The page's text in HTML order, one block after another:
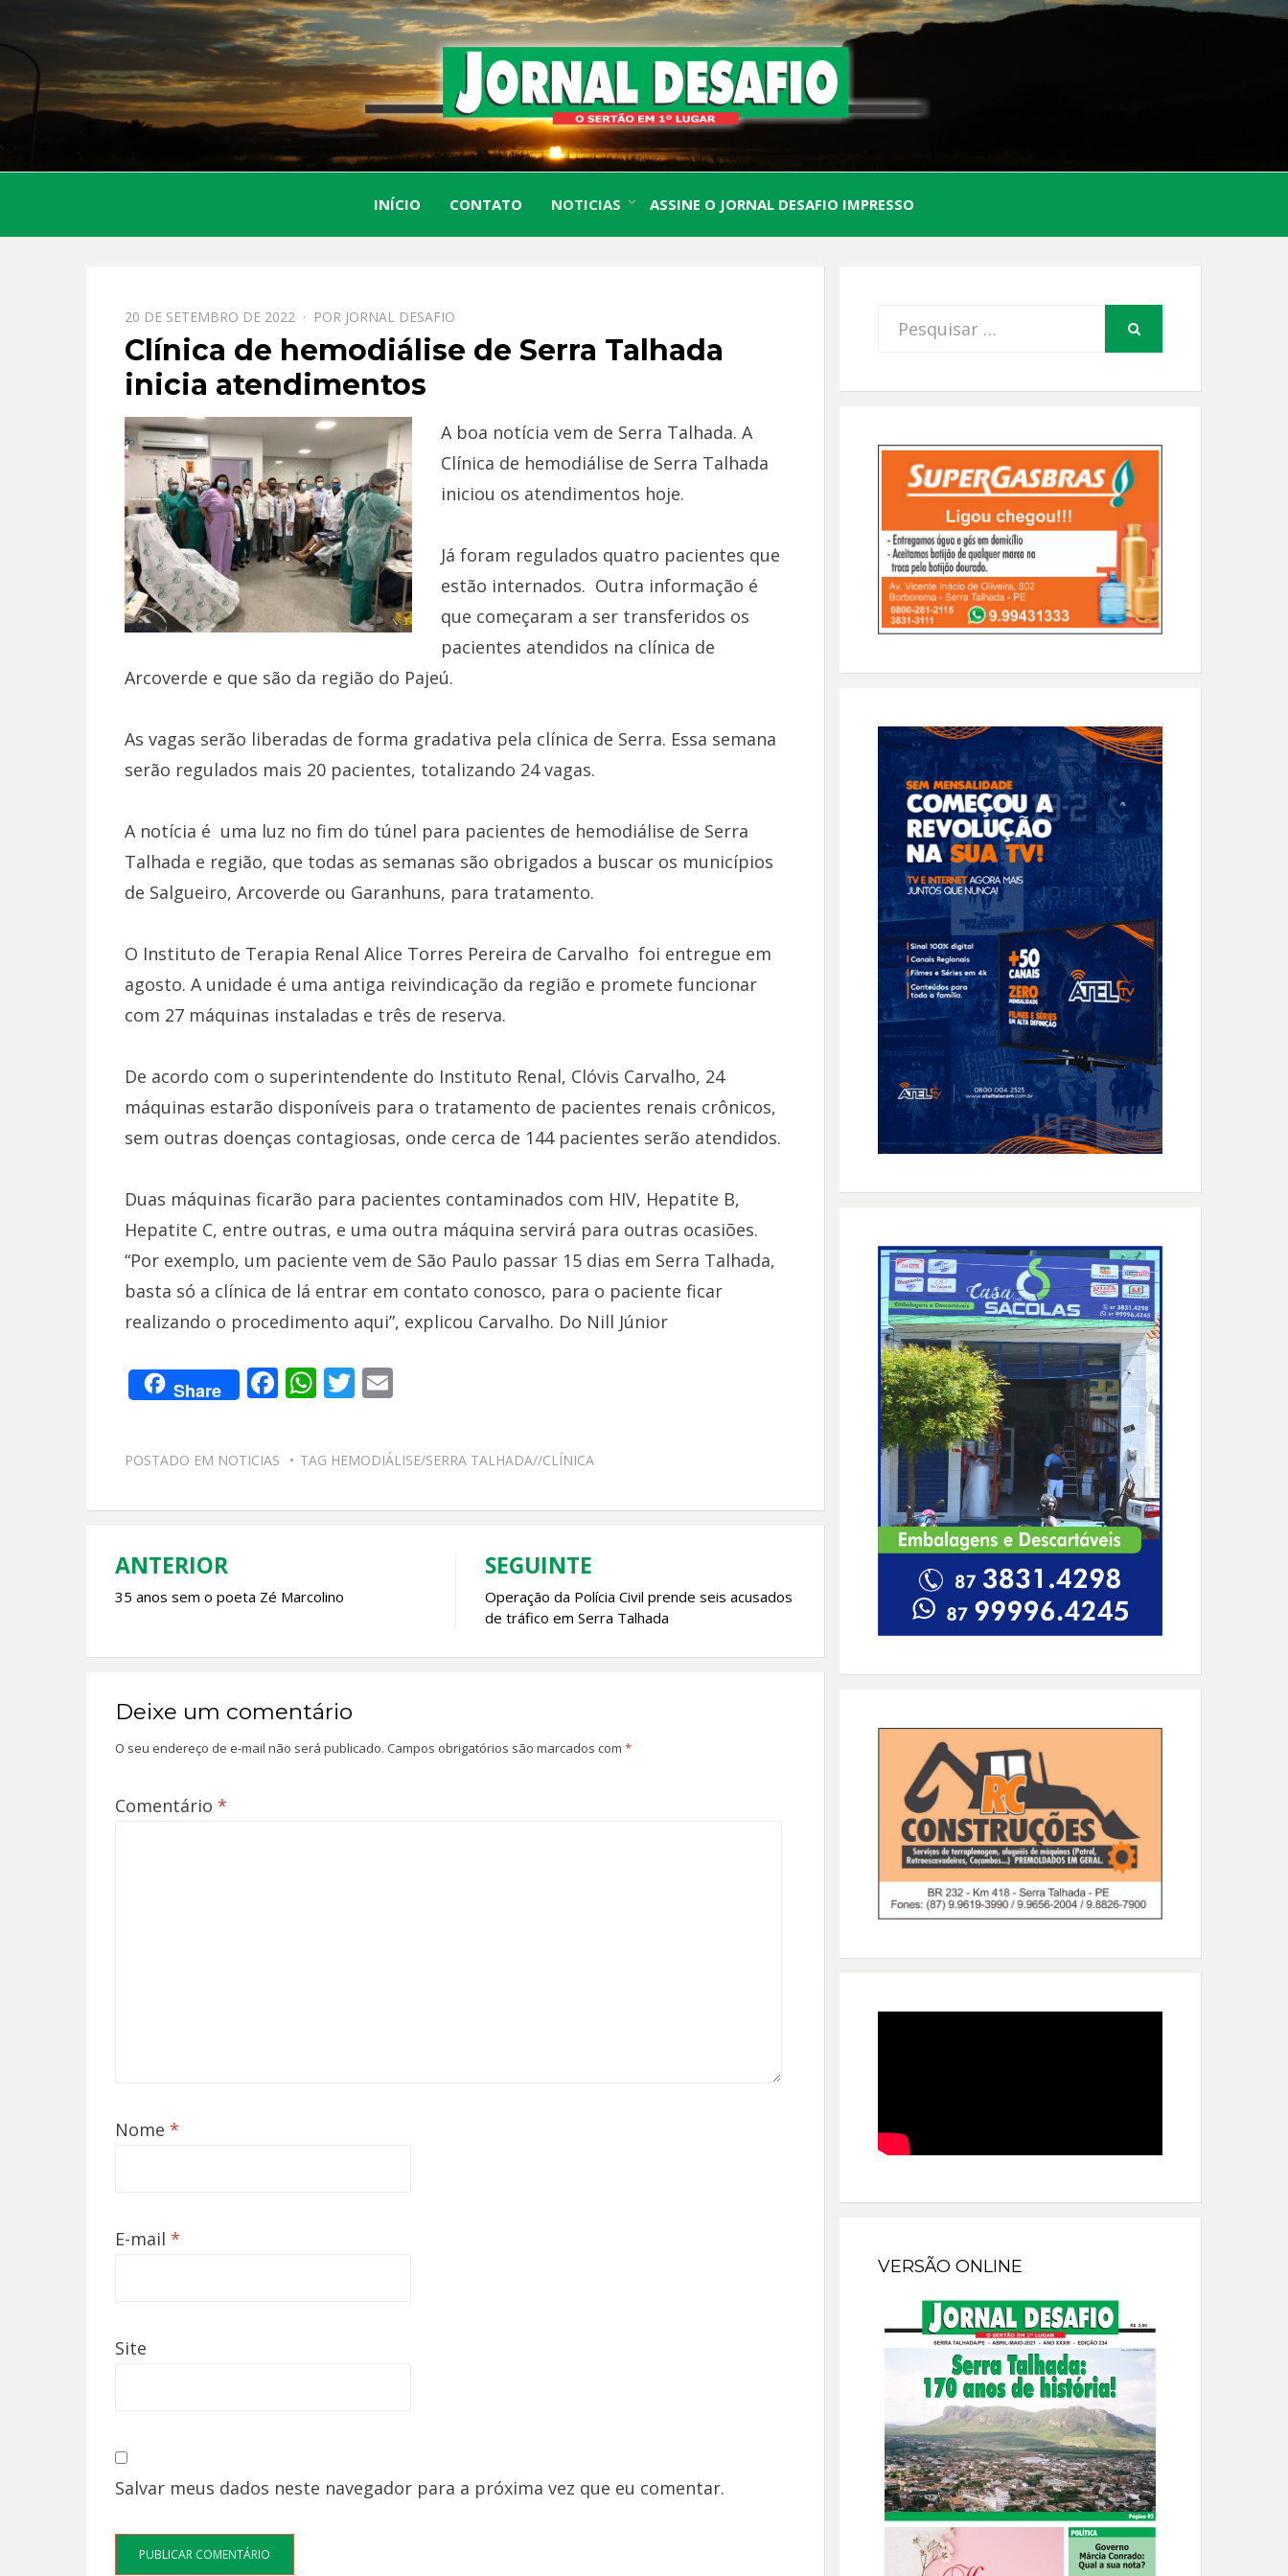
JORNAL
DESAFIO
O Sertão em 1º Lugar
INÍCIO CONTATO NOTICIAS ASSINE O JORNAL DESAFIO IMPRESSO
PPOSTADO
EM
20 DE SETEMBRO DE 2022 POR JORNAL DESAFIO
Clínica de hemodiálise de Serra Talhada
inicia atendimentos
A boa notícia vem de Serra Talhada. A
Clínica de hemodiálise de Serra Talhada
iniciou os atendimentos hoje.
Já foram regulados quatro pacientes que
estão internados. Outra informação é
que começaram a ser transferidos os
pacientes atendidos na clínica de
Arcoverde e que são da região do Pajeú.
As vagas serão liberadas de forma gradativa pela clínica de Serra. Essa semana
serão regulados mais 20 pacientes, totalizando 24 vagas.
A notícia é uma luz no fim do túnel para pacientes de hemodiálise de Serra
Talhada e região, que todas as semanas são obrigados a buscar os municípios
de Salgueiro, Arcoverde ou Garanhuns, para tratamento.
O Instituto de Terapia Renal Alice Torres Pereira de Carvalho foi entregue em
agosto. A unidade é uma antiga reivindicação da região e promete funcionar
com 27 máquinas instaladas e três de reserva.
De acordo com o superintendente do Instituto Renal, Clóvis Carvalho, 24
máquinas estarão disponíveis para o tratamento de pacientes renais crônicos,
sem outras doenças contagiosas, onde cerca de 144 pacientes serão atendidos.
Duas máquinas ficarão para pacientes contaminados com HIV, Hepatite B,
Hepatite C, entre outras, e uma outra máquina servirá para outras ocasiões.
“Por exemplo, um paciente vem de São Paulo passar 15 dias em Serra Talhada,
basta só a clínica de lá entrar em contato conosco, para o paciente ficar
realizando o procedimento aqui”, explicou Carvalho. Do Nill Júnior
Share F
b
o
W
s
A
T
er
E
l
POSTADO EM NOTICIAS TAG HEMODIÁLISE/SERRA TALHADA//CLÍNICA
Navegação
de
ANTERIOR
35 anos sem o poeta Zé Marcolino
SEGUINTE
Operação da Polícia Civil prende seis acusados
de tráfico em Serra Talhada
Deixe um comentário
O seu endereço de e-mail não será publicado. Campos obrigatórios são marcados com *
Comentário *
Nome *
E-mail *
Site
Salvar meus dados neste navegador para a próxima vez que eu comentar.
Procurar
VERSÃO ONLINE